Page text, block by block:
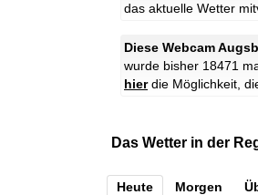
das aktuelle Wetter
Diese Webcam
wurde bisher 18471
hierdie Möglichkeit,
Das Wetter in der
Heute Morgen